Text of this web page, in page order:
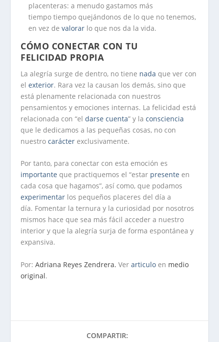
placenteras: a menudo gastamos más
tiempo tiempo quejándonos de lo que no tenemos,
en vez devalorar lo que nos da la vida.
CÓMO CONECTAR CON TU
FELICIDAD PROPIA
La alegría surge de dentro, no tiene nada que ver con
elexterior. Rara vez la causan los demás, sino que
está plenamente relacionada con nuestros
pensamientos y emociones internas. La felicidad está
relacionada con “eldarse cuenta” y laconsciencia
que le dedicamos a las pequeñas cosas, no con
nuestrocarácter exclusivamente.
Por tanto, para conectar con esta emoción es
importante que practiquemos el “estar presente en
cada cosa que hagamos”, así como, que podamos
experimentar los pequeños placeres del día a
día. Fomentar la ternura y la curiosidad por nosotros
mismos hace que sea más fácil acceder a nuestro
interior y que la alegría surja de forma espontánea y
expansiva.
Por:Adriana Reyes Zendrera. Verarticulo en medio
original.
COMPARTIR: